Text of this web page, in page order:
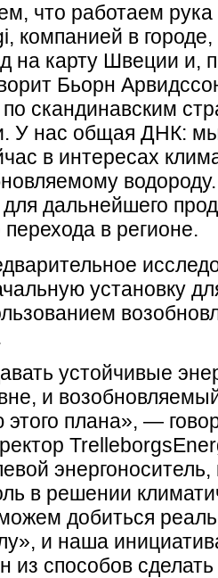
что работаем рука
компанией в городе,
на карту Швеции и,
Бьорн
скандинавским
У нас общая ДНК:
в интересах
для дальнейшего
перехода в регионе.
установку
устойчивые
и
этого плана», —
в решении
добиться
и наша
из способов сделать